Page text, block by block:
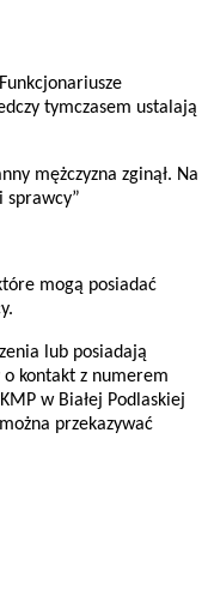
tymczasem ustalają
mężczyzna zginął. Na
sprawcy”
mogą posiadać
lub posiadają
kontakt z numerem
w Białej Podlaskiej
przekazywać